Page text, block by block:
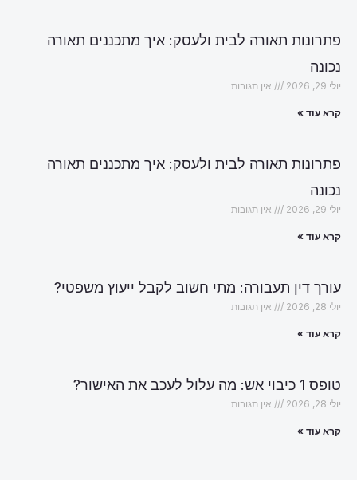
פתרונות תאורה לבית ולעסק: איך מתכננים תאורה
נכונה
יולי 29, 2026 אין תגובות
קרא עוד »
פתרונות תאורה לבית ולעסק: איך מתכננים תאורה
נכונה
יולי 29, 2026 אין תגובות
קרא עוד »
עורך דין תעבורה: מתי חשוב לקבל ייעוץ משפטי?
יולי 28, 2026 אין תגובות
קרא עוד »
טופס 1 כיבוי אש: מה עלול לעכב את האישור?
יולי 28, 2026 אין תגובות
קרא עוד »